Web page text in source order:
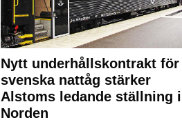
Nytt underhållskontrakt för
svenska nattåg stärker
Alstoms ledande ställning i
Norden